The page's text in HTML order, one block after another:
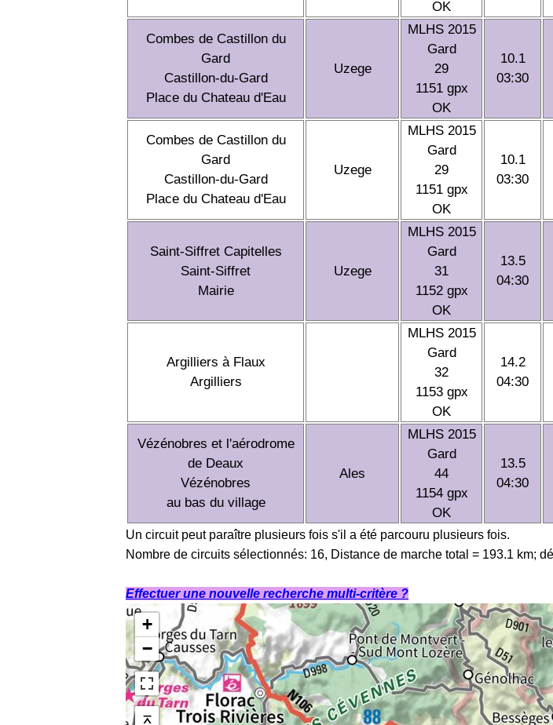
OK
Combes de Castillon du
Gard
Castillon-du-Gard
Place du Chateau d'Eau
Uzege
MLHS 2015
Gard
29
1151 gpx
OK
10.1
03:30
Combes de Castillon du
Gard
Castillon-du-Gard
Place du Chateau d'Eau
Uzege
MLHS 2015
Gard
29
1151 gpx
OK
10.1
03:30
Saint-Siffret Capitelles
Saint-Siffret
Mairie
Uzege
MLHS 2015
Gard
31
1152 gpx
OK
13.5
04:30
Argilliers à Flaux
Argilliers
MLHS 2015
Gard
32
1153 gpx
OK
14.2
04:30
Vézénobres et l'aérodrome
de Deaux
Vézénobres
au bas du village
Ales
MLHS 2015
Gard
44
1154 gpx
OK
13.5
04:30
Un circuit peut paraître plusieurs fois s'il a été parcouru plusieurs fois.
Nombre de circuits sélectionnés: 16, Distance de marche total = 193.1 km;
Effectuer une nouvelle recherche multi-critère ?
+
−
⌅